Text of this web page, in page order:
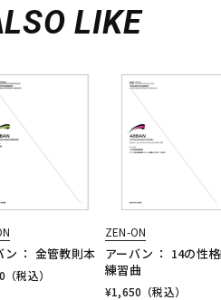
LIKE
ン ： 金管教則本
（税込）
ZEN-ON
アーバン ： 14の性
練習曲
¥1,650 （税込）